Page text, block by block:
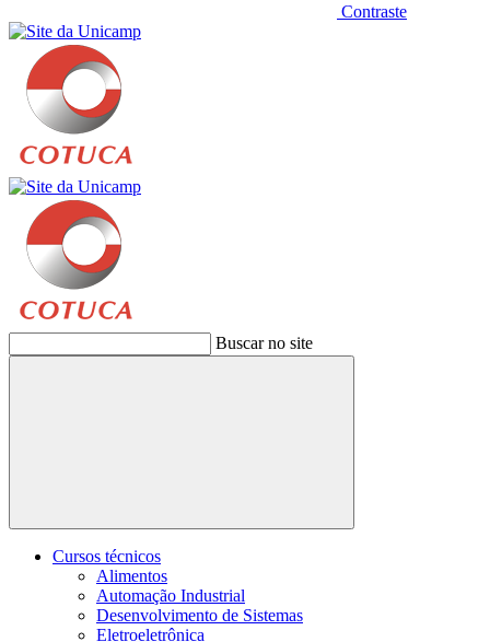
Contraste
Buscar no site
Buscar
Cursos técnicos
Alimentos
Automação Industrial
Desenvolvimento de Sistemas
Eletroeletrônica